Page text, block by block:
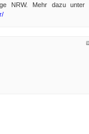
NRW. Mehr dazu unter